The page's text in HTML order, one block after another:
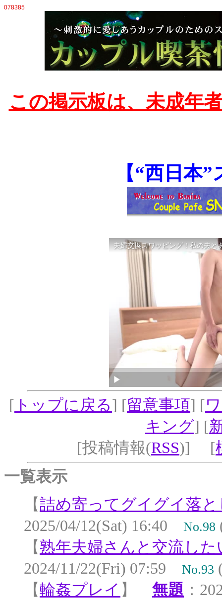
078385
この掲示板は、未成年
【“西日本
[ トップに戻る] [留意事項] [
キング] [
[投稿情報(RSS)] [
一覧表示
【詰め寄ってグイグイ落
2025/04/12(Sat) 16:40 No.98
【熟年夫婦さんと交流した
2024/11/22(Fri) 07:59 No.93
【輪姦プレイ 】 無題 ：